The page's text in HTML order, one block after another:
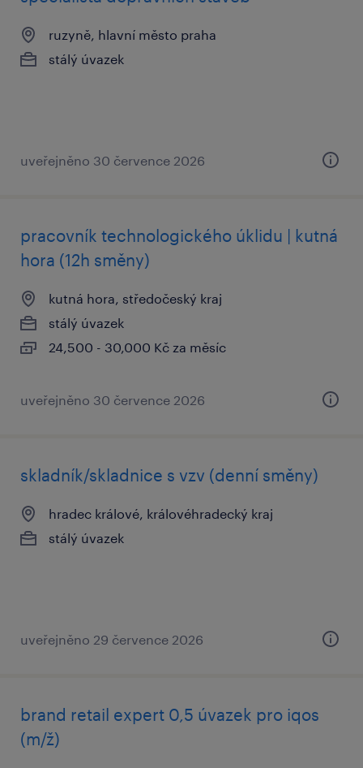
ruzyně, hlavní město praha
stálý úvazek
uveřejněno 30 července 2026
pracovník technologického úklidu | kutná
hora (12h směny)
kutná hora, středočeský kraj
stálý úvazek
24,500 - 30,000 Kč za měsíc
uveřejněno 30 července 2026
skladník/skladnice s vzv (denní směny)
hradec králové, královéhradecký kraj
stálý úvazek
uveřejněno 29 července 2026
brand retail expert 0,5 úvazek pro iqos
(m/ž)